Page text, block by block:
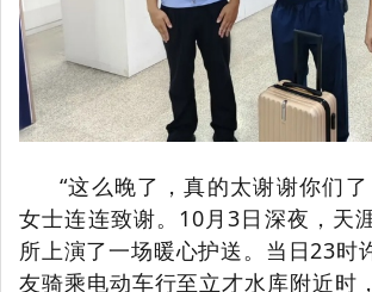
“这么晚了，真的太谢谢你们
女士连连致谢。10月3日深夜，天
所上演了一场暖心护送。当日23时
友骑乘电动车行至立才水库附近时